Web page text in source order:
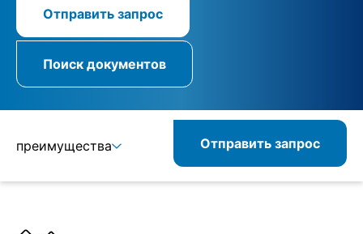
Отправить запрос
Поиск документов
преимущества Отправить запрос